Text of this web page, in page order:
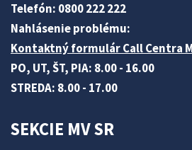
Telefón: 0800 222 222
Nahlásenie problému:
Kontaktný formulár Call Centra
PO, UT, ŠT, PIA: 8.00 - 16.00
STREDA: 8.00 - 17.00
SEKCIE MV SR